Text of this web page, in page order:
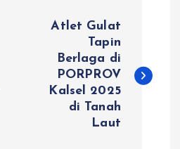
Atlet Gulat
Tapin
Berlaga di
PORPROV
Kalsel 2025
di Tanah
Laut